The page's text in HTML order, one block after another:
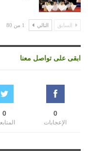
السابق التالي 1 من 80
ابقى على تواصل معنا
0
الإعجابات
0